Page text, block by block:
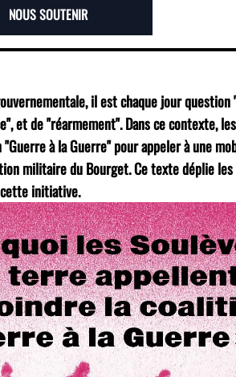
NOUS SOUTENIR
il est chaque jour
et de "réarmement". Dans ce contexte,
à la Guerre" pour appeler à une
militaire du Bourget. Ce texte déplie
initiative.